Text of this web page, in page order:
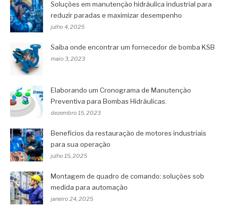
Soluções em manutenção hidráulica industrial para
reduzir paradas e maximizar desempenho
julho 4, 2025
Saiba onde encontrar um fornecedor de bomba KSB
maio 3, 2023
Elaborando um Cronograma de Manutenção
Preventiva para Bombas Hidráulicas.
dezembro 15, 2023
Benefícios da restauração de motores industriais
para sua operação
julho 15, 2025
Montagem de quadro de comando: soluções sob
medida para automação
janeiro 24, 2025